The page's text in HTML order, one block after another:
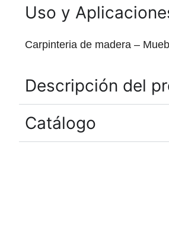
Uso y
Carpinteria de madera –
Descripción del
Catálogo